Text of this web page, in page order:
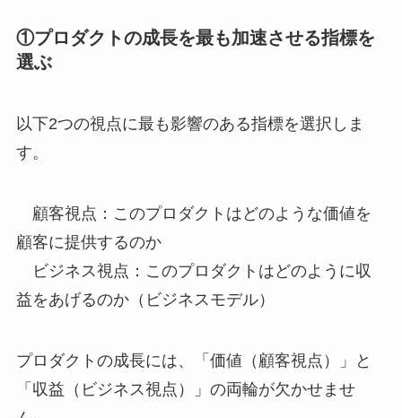
①プロダクトの成長を最も加速させる指標を
選ぶ
以下2つの視点に最も影響のある指標を選択しま
す。
顧客視点：このプロダクトはどのような価値を
顧客に提供するのか
ビジネス視点：このプロダクトはどのように収
益をあげるのか（ビジネスモデル）
プロダクトの成長には、「価値（顧客視点）」と
「収益（ビジネス視点）」の両輪が欠かせませ